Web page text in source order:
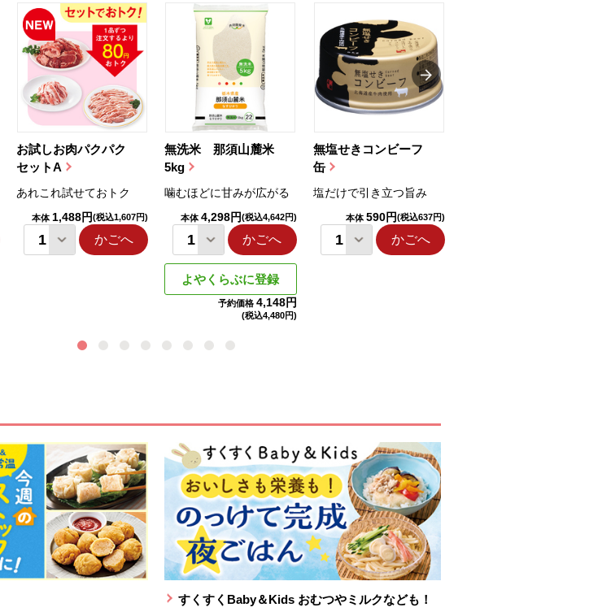
お試しお肉パクパク
セットA
あれこれ試せておトク
本体 1,488円(税込1,607円)
かごへ
無洗米 那須山麓米
5kg
噛むほどに甘みが広がる
本体 4,298円(税込4,642円)
かごへ
よやくらぶに登録
予約価格 4,148円
(税込4,480円)
無塩せきコンビーフ
缶
塩だけで引き立つ旨み
本体 590円(税込637円)
かごへ
すくすくBaby＆Kids おむつやミルクなども！